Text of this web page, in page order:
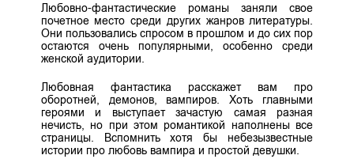
Любовно-фантастические романы заняли свое
почетное место среди других жанров литературы.
Они пользовались спросом в прошлом и до сих пор
остаются очень популярными, особенно среди
женской аудитории.
Любовная фантастика расскажет вам про
оборотней, демонов, вампиров. Хоть главными
героями и выступает зачастую самая разная
нечисть, но при этом романтикой наполнены все
страницы. Вспомнить хотя бы небезызвестные
истории про любовь вампира и простой девушки.